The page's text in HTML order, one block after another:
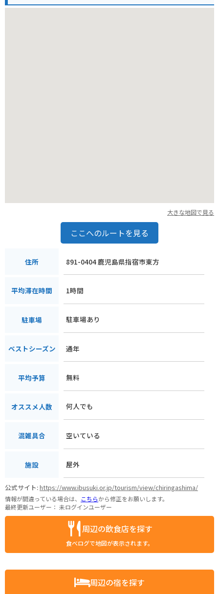
気を感じることができます。
大きな地図で見る
ここへのルートを見る
住所 891-0404 鹿児島県指宿市東方
平均滞在時間 1時間
駐車場 駐車場あり
ベストシーズン 通年
平均予算 無料
オススメ人数 何人でも
混雑具合 空いている
施設 屋外
公式サイト:https://www.ibusuki.or.jp/tourism/view/chiringashima/
情報が間違っている場合は、 こちらから修正をお願いします。
最終更新ユーザー： 未ログインユーザー
周辺の飲食店を探す
食べログで地図が表示されます。
周辺の宿を探す